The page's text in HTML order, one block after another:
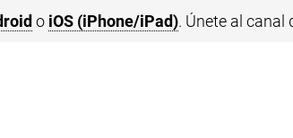
o iOS (iPhone/iPad). Únete al canal